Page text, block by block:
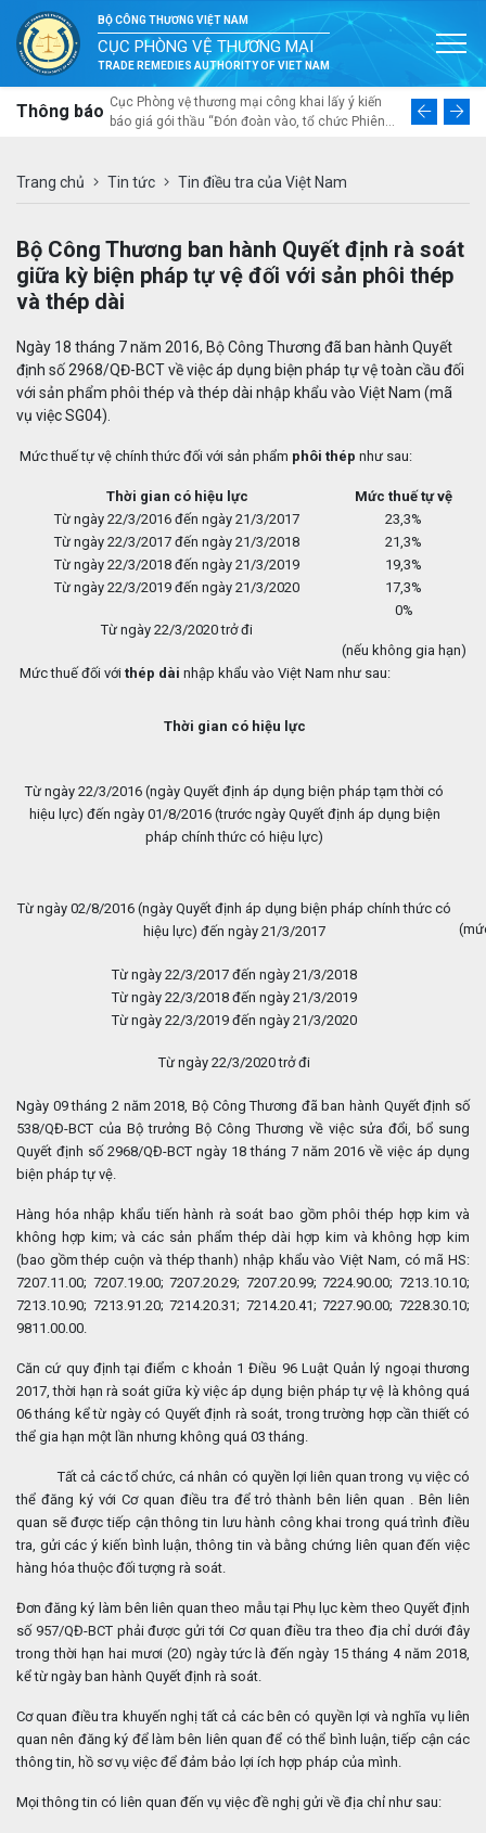
BỘ CÔNG THƯƠNG VIỆT NAM
CỤC PHÒNG VỆ THƯƠNG MẠI
TRADE REMEDIES AUTHORITY OF VIET NAM
Thông báo
mời thầu
nhân trong
bộ ngành,
tham gia
hệ mới”
Cục Phòng vệ thương mại công khai lấy ý kiến
báo giá gói thầu “Đón đoàn vào, tổ chức Phiên
doanh nghiệp sản xuất trong nước tại Đà Nẵng”
Thư ngỏ
tổng thể
Trang chủ Tin tức Tin điều tra của Việt Nam
Bộ Công Thương ban hành Quyết định rà soát
giữa kỳ biện pháp tự vệ đối với sản phôi thép
và thép dài
Ngày 18 tháng 7 năm 2016, Bộ Công Thương đã ban hành Quyết
định số 2968/QĐ-BCT về việc áp dụng biện pháp tự vệ toàn cầu đối
với sản phẩm phôi thép và thép dài nhập khẩu vào Việt Nam (mã
vụ việc SG04).
Mức thuế tự vệ chính thức đối với sản phẩm phôi thép như sau:
Thời gian có hiệu lực
Mức thuế tự vệ
Từ ngày 22/3/2016 đến ngày 21/3/2017
23,3%
Từ ngày 22/3/2017 đến ngày 21/3/2018
21,3%
Từ ngày 22/3/2018 đến ngày 21/3/2019
19,3%
Từ ngày 22/3/2019 đến ngày 21/3/2020
17,3%
Từ ngày 22/3/2020 trở đi
0%
(nếu không gia hạn)
Mức thuế đối với thép dài nhập khẩu vào Việt Nam như sau:
Thời gian có hiệu lực
Từ ngày 22/3/2016 (ngày Quyết định áp dụng biện pháp tạm thời có
hiệu lực) đến ngày 01/8/2016 (trước ngày Quyết định áp dụng biện
pháp chính thức có hiệu lực)
Từ ngày 02/8/2016 (ngày Quyết định áp dụng biện pháp chính thức có
hiệu lực) đến ngày 21/3/2017
Từ ngày 22/3/2017 đến ngày 21/3/2018
Từ ngày 22/3/2018 đến ngày 21/3/2019
Từ ngày 22/3/2019 đến ngày 21/3/2020
Từ ngày 22/3/2020 trở đi
Ngày 09 tháng 2 năm 2018, Bộ Công Thương đã ban hành Quyết định số
538/QĐ-BCT của Bộ trưởng Bộ Công Thương về việc sửa đổi, bổ sung
Quyết định số 2968/QĐ-BCT ngày 18 tháng 7 năm 2016 về việc áp dụng
biện pháp tự vệ.
Hàng hóa nhập khẩu tiến hành rà soát bao gồm phôi thép hợp kim và
không hợp kim; và các sản phẩm thép dài hợp kim và không hợp kim
(bao gồm thép cuộn và thép thanh) nhập khẩu vào Việt Nam, có mã HS:
7207.11.00; 7207.19.00; 7207.20.29; 7207.20.99; 7224.90.00; 7213.10.10;
7213.10.90; 7213.91.20; 7214.20.31; 7214.20.41; 7227.90.00; 7228.30.10;
9811.00.00.
Căn cứ quy định tại điểm c khoản 1 Điều 96 Luật Quản lý ngoại thương
2017, thời hạn rà soát giữa kỳ việc áp dụng biện pháp tự vệ là không quá
06 tháng kể từ ngày có Quyết định rà soát, trong trường hợp cần thiết có
thể gia hạn một lần nhưng không quá 03 tháng.
Tất cả các tổ chức, cá nhân có quyền lợi liên quan trong vụ việc có
thể đăng ký với Cơ quan điều tra để trỏ thành bên liên quan . Bên liên
quan sẽ được tiếp cận thông tin lưu hành công khai trong quá trình điều
tra, gửi các ý kiến bình luận, thông tin và bằng chứng liên quan đến việc
hàng hóa thuộc đối tượng rà soát.
Đơn đăng ký làm bên liên quan theo mẫu tại Phụ lục kèm theo Quyết định
số 957/QĐ-BCT phải được gửi tới Cơ quan điều tra theo địa chỉ dưới đây
trong thời hạn hai mươi (20) ngày tức là đến ngày 15 tháng 4 năm 2018,
kể từ ngày ban hành Quyết định rà soát.
Cơ quan điều tra khuyến nghị tất cả các bên có quyền lợi và nghĩa vụ liên
quan nên đăng ký để làm bên liên quan để có thể bình luận, tiếp cận các
thông tin, hồ sơ vụ việc để đảm bảo lợi ích hợp pháp của mình.
Mọi thông tin có liên quan đến vụ việc đề nghị gửi về địa chỉ như sau: